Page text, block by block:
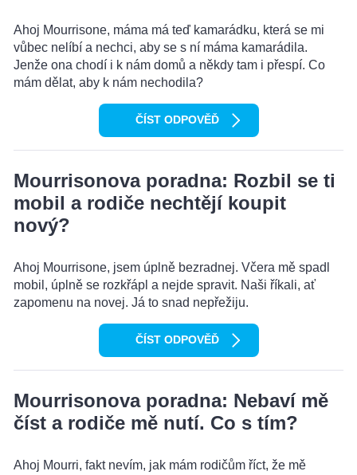
Ahoj Mourrisone, máma má teď kamarádku, která se mi
vůbec nelíbí a nechci, aby se s ní máma kamarádila.
Jenže ona chodí i k nám domů a někdy tam i přespí. Co
mám dělat, aby k nám nechodila?
ČÍST ODPOVĚĎ
Mourrisonova poradna: Rozbil se ti
mobil a rodiče nechtějí koupit
nový?
Ahoj Mourrisone, jsem úplně bezradnej. Včera mě spadl
mobil, úplně se rozkřápl a nejde spravit. Naši říkali, ať
zapomenu na novej. Já to snad nepřežiju.
ČÍST ODPOVĚĎ
Mourrisonova poradna: Nebaví mě
číst a rodiče mě nutí. Co s tím?
Ahoj Mourri, fakt nevím, jak mám rodičům říct, že mě